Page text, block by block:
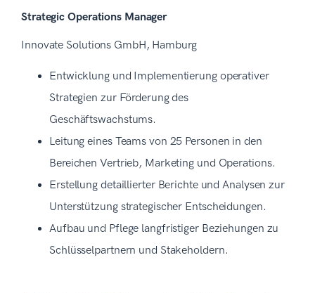
Strategic Operations Manager
Innovate Solutions GmbH, Hamburg
Entwicklung und Implementierung operativer
Strategien zur Förderung des
Geschäftswachstums.
Leitung eines Teams von 25 Personen in den
Bereichen Vertrieb, Marketing und Operations.
Erstellung detaillierter Berichte und Analysen zur
Unterstützung strategischer Entscheidungen.
Aufbau und Pflege langfristiger Beziehungen zu
Schlüsselpartnern und Stakeholdern.